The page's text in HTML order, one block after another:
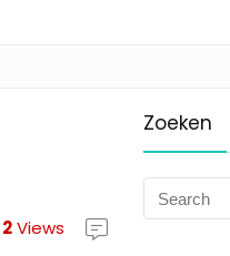
2Views
Zoeken